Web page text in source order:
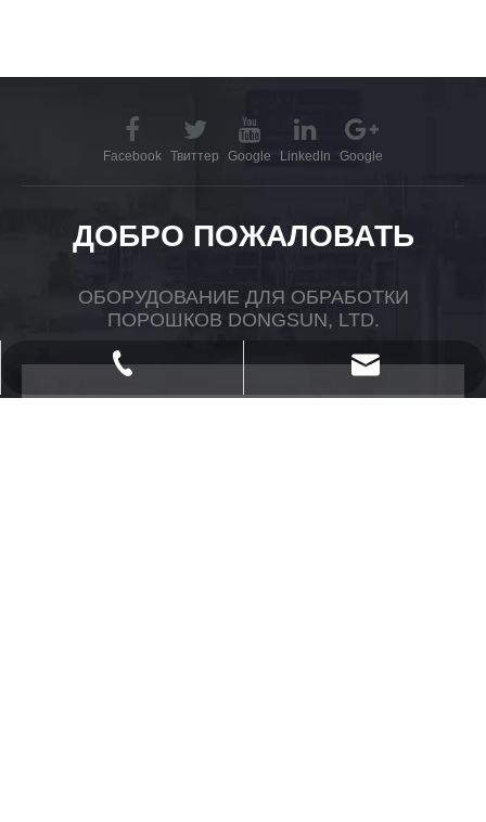
Facebook Твиттер Google LinkedIn Google
ДОБРО ПОЖАЛОВАТЬ
ОБОРУДОВАНИЕ ДЛЯ ОБРАБОТКИ
ПОРОШКОВ DONGSUN, LTD.
+ 86-535-2118958
powtech_yantai@163.com